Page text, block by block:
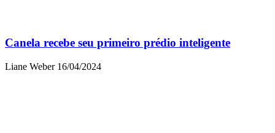
Canela recebe seu primeiro prédio inteligente
Liane Weber 16/04/2024